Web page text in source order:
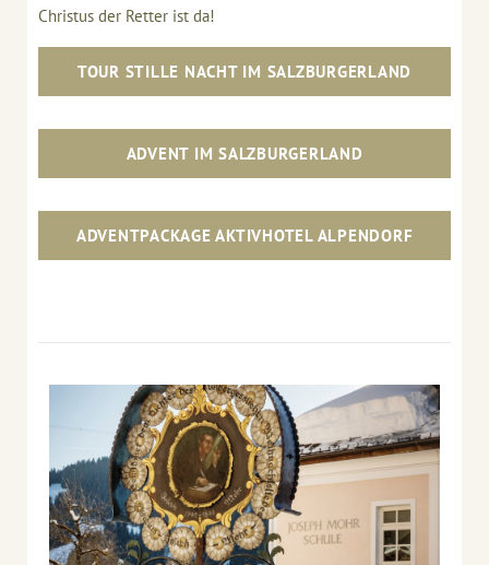
Christus der Retter ist da!
TOUR STILLE NACHT IM SALZBURGERLAND
ADVENT IM SALZBURGERLAND
ADVENTPACKAGE AKTIVHOTEL ALPENDORF